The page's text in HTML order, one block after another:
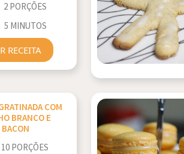
2 PORÇÕES
5 MINUTOS
RECEITA
COM
BRANCO E
BACON
10 PORÇÕES